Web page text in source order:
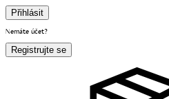
Přihlásit
Nemáte účet?
Registrujte se